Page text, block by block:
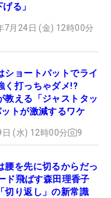
る」
7月24日 (金) 12時00分
ショートパットでライ
く打っちゃダメ!?
教える「ジャストタッ
トが激減するワケ
(水) 12時00分 9
腰を先に切るからだっ
ド飛ばす森田理香子
切り返し」の新常識